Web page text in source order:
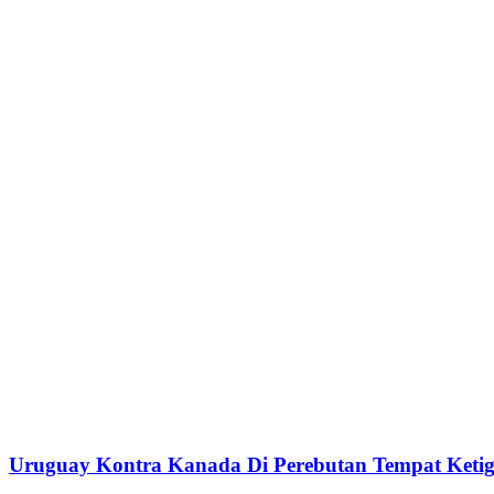
Uruguay Kontra Kanada Di Perebutan Tempat